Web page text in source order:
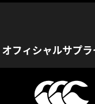
オフィシャルサプ